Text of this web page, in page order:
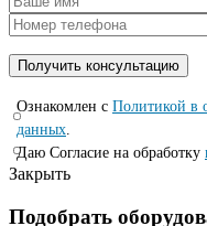
Ознакомлен с Политикой в
данных.
Даю Согласие на обработку
Закрыть
Подобрать